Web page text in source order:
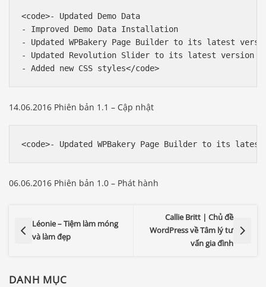
<code>- Updated Demo Data
- Improved Demo Data Installation
- Updated WPBakery Page Builder to its latest
- Updated Revolution Slider to its latest version
- Added new CSS styles</code>
14.06.2016 Phiên bản 1.1 – Cập nhật
<code>- Updated WPBakery Page Builder to its latest
06.06.2016 Phiên bản 1.0 – Phát hành
Léonie – Tiệm làm móng
và làm đẹp
Callie Britt | Chủ đề
WordPress về Tâm lý tư
vấn gia đình
DANH MỤC